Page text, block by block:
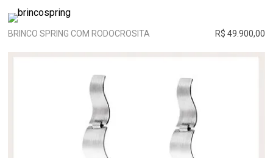
BRINCO SPRING COM RODOCROSITA R$ 49.900,00